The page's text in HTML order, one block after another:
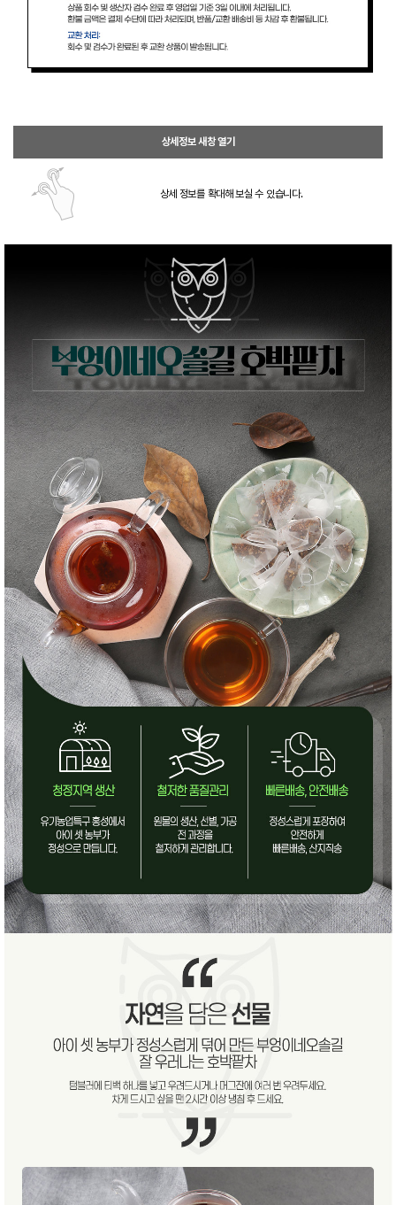
상세정보 새창 열기
상세 정보를 확대해 보실 수 있습니다.